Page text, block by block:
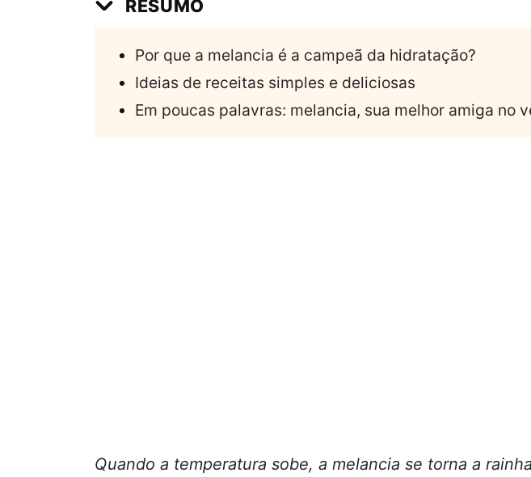
RESUMO
Por que a melancia é a campeã da hidratação?
Ideias de receitas simples e deliciosas
Em poucas palavras: melancia, sua melhor amiga no
Quando a temperatura sobe, a melancia se torna a